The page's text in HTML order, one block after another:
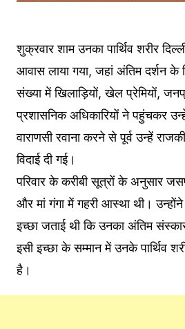
शुक्रवार शाम उनका पार्थिव शरीर
आवास लाया गया, जहां अंतिम दर्शन के
संख्या में खिलाड़ियों, खेल प्रेमियों,
प्रशासनिक अधिकारियों ने पहुंचकर
वाराणसी रवाना करने से पूर्व उन्हें
विदाई दी गई।
परिवार के करीबी सूत्रों के अनुसार
और मां गंगा में गहरी आस्था थी।
इच्छा जताई थी कि उनका अंतिम
इसी इच्छा के सम्मान में उनके पार्थिव
है।